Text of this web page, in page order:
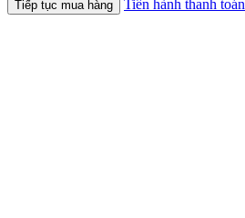
Tiếp tục mua hàng Tiến hành thanh toán